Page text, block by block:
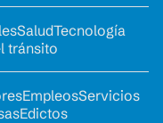
SaludTecnología
tránsito
EmpleosServicios
Edictos